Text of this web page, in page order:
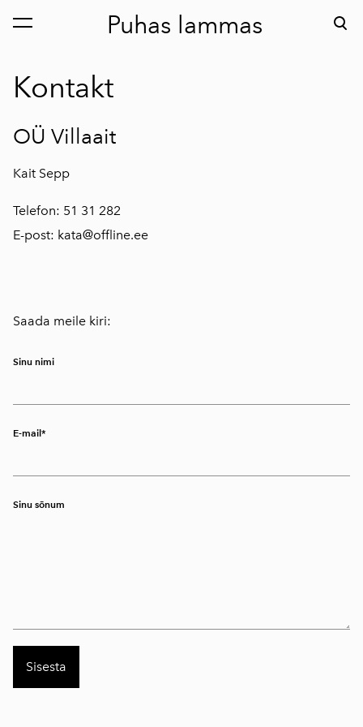
Puhas lammas
lisati ostukorvi. Vaata ostukorvi
Kontakt
OÜ Villaait
Kait Sepp
Telefon: 51 31 282
E-post: kata@offline.ee
Saada meile kiri:
Sinu nimi
E-mail
Sinu sõnum